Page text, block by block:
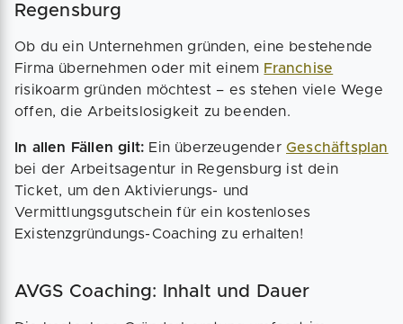
Regensburg
Ob du ein Unternehmen gründen, eine bestehende
Firma übernehmen oder mit einem Franchise
risikoarm gründen möchtest – es stehen viele Wege
offen, die Arbeitslosigkeit zu beenden.
In allen Fällen gilt: Ein überzeugenderGeschäftsplan
bei der Arbeitsagentur in Regensburg ist dein
Ticket, um den Aktivierungs- und
Vermittlungsgutschein für ein kostenloses
Existenzgründungs-Coaching zu erhalten!
AVGS Coaching: Inhalt und Dauer